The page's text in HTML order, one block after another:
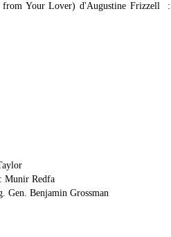
from Your Lover) d'Augustine Frizzell :
Munir Redfa
Gen. Benjamin Grossman